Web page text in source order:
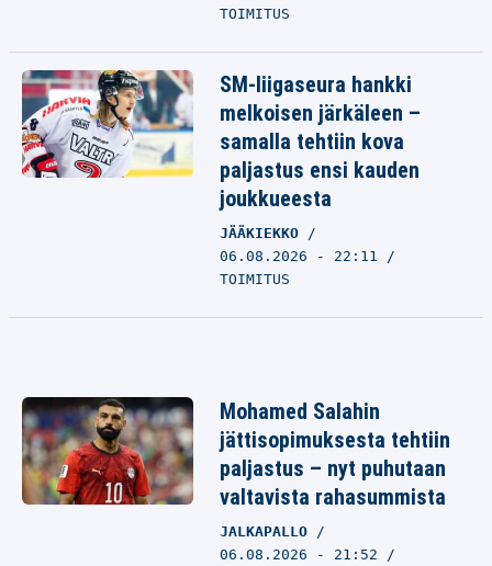
TOIMITUS
SM-liigaseura hankki
melkoisen järkäleen –
samalla tehtiin kova
paljastus ensi kauden
joukkueesta
JÄÄKIEKKO
06.08.2026 - 22:11
TOIMITUS
Mohamed Salahin
jättisopimuksesta tehtiin
paljastus – nyt puhutaan
valtavista rahasummista
JALKAPALLO
06.08.2026 - 21:52